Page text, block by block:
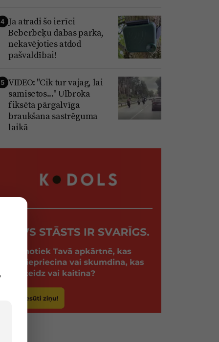
4 Ja atradi šo ierīci
Beberbeķu dabas parkā,
nekavējoties atdod
pašvaldībai!
5 VIDEO: "Cik tur vajag, lai
samisētos..." Ulbrokā
fiksēta pārgalvīga
braukšana sastrēguma
laikā